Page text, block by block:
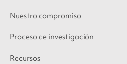
Nuestro compromiso
Proceso de investigación
Recursos